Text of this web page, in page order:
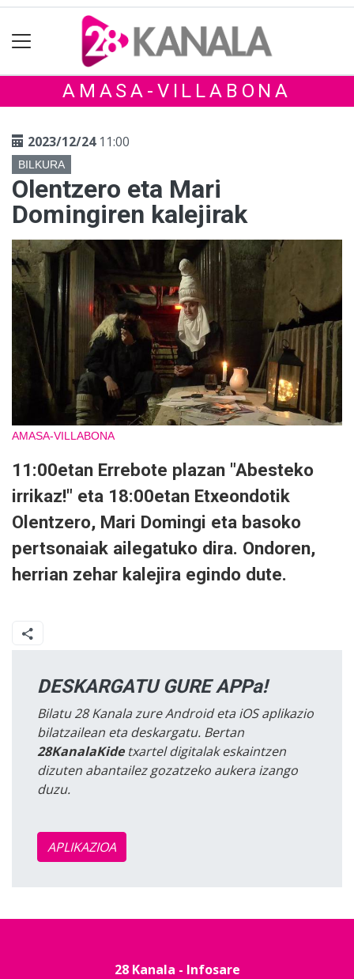
AMASA-VILLABONA
2023/12/2411:00
BILKURA
Olentzero eta Mari
Domingiren kalejirak
AMASA-VILLABONA
11:00etan Errebote plazan "Abesteko
irrikaz!" eta 18:00etan Etxeondotik
Olentzero, Mari Domingi eta basoko
pertsonaiak ailegatuko dira. Ondoren,
herrian zehar kalejira egindo dute.
DESKARGATU GURE APPa!
Bilatu 28 Kanala zure Android eta iOS aplikazio
bilatzailean eta deskargatu. Bertan
28KanalaKidetxartel digitalak eskaintzen
dizuten abantailez gozatzeko aukera izango
duzu.
APLIKAZIOA
28 Kanala - Infosare